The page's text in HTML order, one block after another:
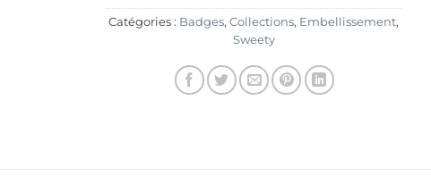
Catégories : Badges, Collections, Embellissement,
Sweety